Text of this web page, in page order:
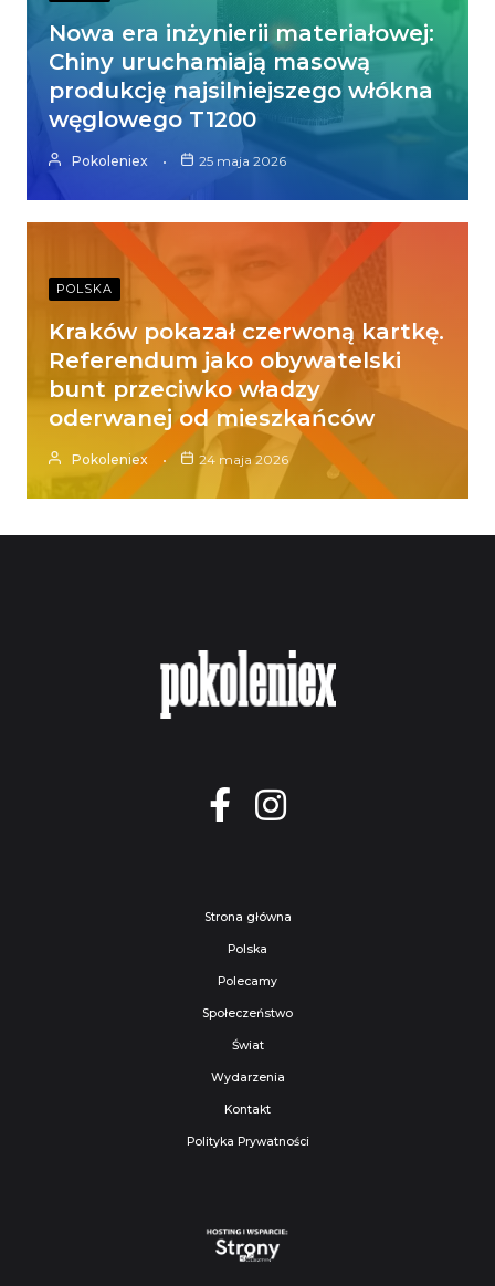
Nowa era inżynierii materiałowej:
Chiny uruchamiają masową
produkcję najsilniejszego włókna
węglowego T1200
Pokoleniex 25 maja 2026
POLSKA
Kraków pokazał czerwoną kartkę.
Referendum jako obywatelski
bunt przeciwko władzy
oderwanej od mieszkańców
Pokoleniex 24 maja 2026
Strona główna
Polska
Polecamy
Społeczeństwo
Świat
Wydarzenia
Kontakt
Polityka Prywatności